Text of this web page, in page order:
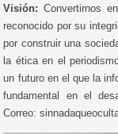
Visión: Convertirnos
reconocido por su
por construir una
la ética en el
un futuro en el que la
fundamental en el
Correo: